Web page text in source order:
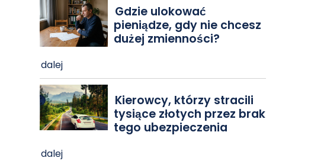
Gdzie ulokować
pieniądze, gdy nie chcesz
dużej zmienności?
dalej
Kierowcy, którzy stracili
tysiące złotych przez brak
tego ubezpieczenia
dalej